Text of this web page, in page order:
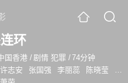
环
国香港 /剧情 犯罪 /74分钟
许志安 张国强 李丽蕊 陈晓莹
炜